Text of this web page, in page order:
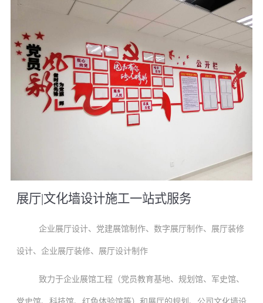
展厅|文化墙设计施工一站式服务
企业展厅设计、 党建展馆制作、数字展厅制作、 展厅装修
设计、 企业展厅装修、 展厅设计制作
致力于企业展馆工程（党员教育基地、规划馆、军史馆、